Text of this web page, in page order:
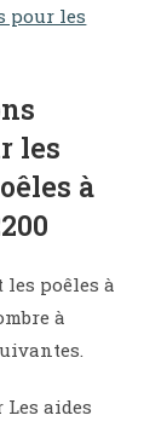
pour les
les
à
les poêles à
à
Les aides